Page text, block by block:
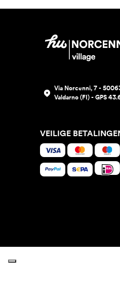
Via Norcenni, 7 -
Valdarno (FI) - GPS
VEILIGE